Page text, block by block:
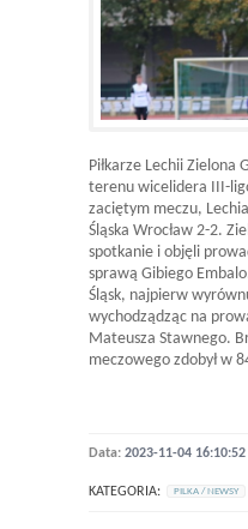
Piłkarze Lechii Zielona
terenu wicelidera III-
zaciętym meczu,
Śląska Wrocław 2-2.
spotkanie i objęli
sprawą Gibiego
Śląsk, najpierw
wychodządząc na
Mateusza Stawnego.
meczowego zdobył w
Data: 2023-11-04 16:10:52
KATEGORIA: PILKA / NEWSY